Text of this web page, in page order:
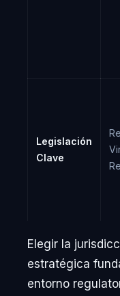
Legislación
Clave
Elegir la
estratégica
entorno